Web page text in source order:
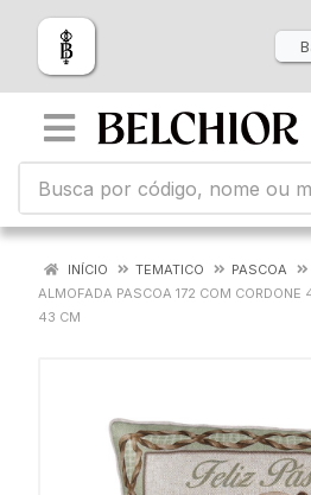
INÍCIO TEMATICO
PASCOA
ALMOFADA PASCOA 172 COM CORDONE
43 CM